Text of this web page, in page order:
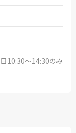
10:30～14:30のみ